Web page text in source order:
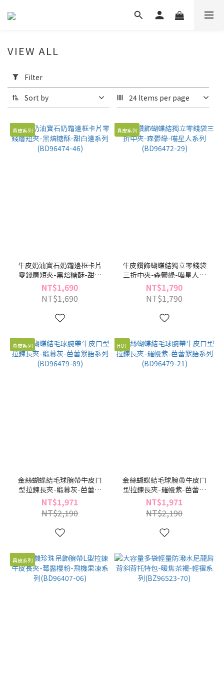
Filter
(0/20)
Range
(NT$)
VIEW ALL
Filter
Sort by 24 Items per page
真皮系列
牛皮奶油寶石奶霜邊框卡片
零錢層短夾-黑焙糖酥-甜白
邊系列(BD96474-46)
NT$1,690
NT$1,690
真皮系列
牛皮鑽飾蝴蝶結獨立零錢袋
三折中夾-森鬱綠-喵星人系
列(BD96472-29)
NT$1,790
NT$1,790
真皮系列
金絲蝴蝶結毛球腕帶牛皮ㄇ
型拉鍊長夾-緞幕灰-芭蕾絮
語系列(BD96479-89)
NT$1,971
NT$2,190
HOT
金絲蝴蝶結毛球腕帶牛皮ㄇ
型拉鍊長夾-羅幔紫-芭蕾絮
語系列(BD96479-21)
NT$1,971
NT$2,190
真皮系列